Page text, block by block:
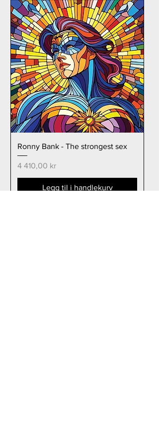
Ronny Bank - The strongest sex
Pris
4 410,00 kr
Legg til i handlekurv